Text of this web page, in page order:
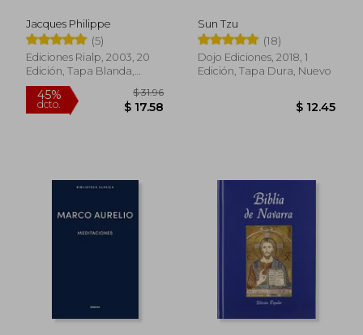
Jacques Philippe
(5)
Ediciones Rialp, 2003, 20
Edición, Tapa Blanda,
Nuevo
dcto. $ 17.58
Sun Tzu
(18)
Dojo Ediciones, 2018, 1
Edición, Tapa Dura, Nuevo